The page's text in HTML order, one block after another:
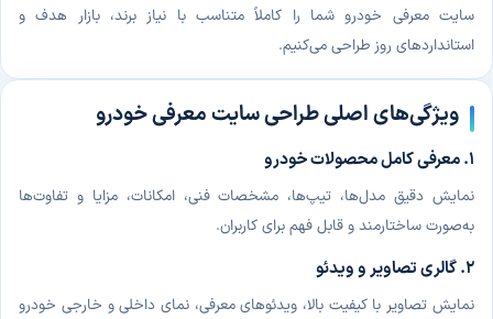
سایت معرفی خودرو شما را کاملاً متناسب با نیاز برند، بازار هدف و
استانداردهای روز طراحی می‌کنیم.
ویژگی‌های اصلی طراحی سایت معرفی خودرو
۱. معرفی کامل محصولات خودرو
نمایش دقیق مدل‌ها، تیپ‌ها، مشخصات فنی، امکانات، مزایا و تفاوت‌ها
به‌صورت ساختارمند و قابل فهم برای کاربران.
۲. گالری تصاویر و ویدئو
نمایش تصاویر با کیفیت بالا، ویدئوهای معرفی، نمای داخلی و خارجی خودرو